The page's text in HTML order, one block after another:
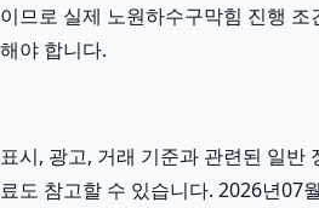
이므로 실제 노원하수구막힘 진행
해야 합니다.
표시, 광고, 거래 기준과 관련된 일반
료도 참고할 수 있습니다. 2026년07